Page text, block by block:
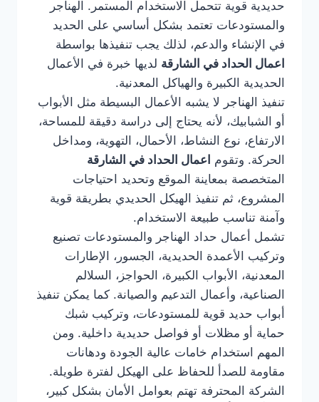
حديدية قوية تتحمل الاستخدام المستمر. الهناجر
والمستودعات تعتمد بشكل أساسي على الحديد
في الإنشاء والدعم، لذلك يجب تنفيذها بواسطة
اعمال الحداد في الشارقة لديها خبرة في الأعمال
الحديدية الكبيرة والهياكل المعدنية.
تنفيذ الهناجر لا يشبه الأعمال البسيطة مثل الأبواب
أو الشبابيك، لأنه يحتاج إلى دراسة دقيقة للمساحة،
الارتفاع، نوع النشاط، الأحمال، التهوية، ومداخل
الحركة. وتقوم اعمال الحداد في الشارقة
المتخصصة بمعاينة الموقع وتحديد احتياجات
المشروع، ثم تنفيذ الهيكل الحديدي بطريقة قوية
وآمنة تناسب طبيعة الاستخدام.
تشمل أعمال حداد الهناجر والمستودعات تصنيع
وتركيب الأعمدة الحديدية، الجسور، الإطارات
المعدنية، الأبواب الكبيرة، الحواجز، السلالم
الصناعية، وأعمال التدعيم والصيانة. كما يمكن تنفيذ
أبواب حديد قوية للمستودعات، وتركيب شبك
حماية أو مظلات أو فواصل حديدية داخلية. ومن
المهم استخدام خامات عالية الجودة ودهانات
مقاومة للصدأ للحفاظ على الهيكل لفترة طويلة.
الشركة المحترفة تهتم بعوامل الأمان بشكل كبير،